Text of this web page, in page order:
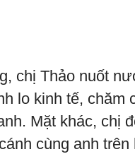
chị Thảo nuốt
lo kinh tế, chăm
Mặt khác, chị
cùng anh trên